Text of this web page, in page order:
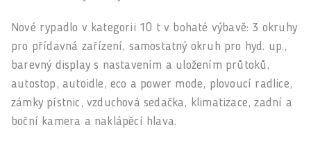
Nové rypadlo v kategorii 10 t v bohaté výbavě: 3 okruhy
pro přídavná zařízení, samostatný okruh pro hyd. up.,
barevný display s nastavením a uložením průtoků,
autostop, autoidle, eco a power mode, plovoucí radlice,
zámky pístnic, vzduchová sedačka, klimatizace, zadní a
boční kamera a naklápěcí hlava.